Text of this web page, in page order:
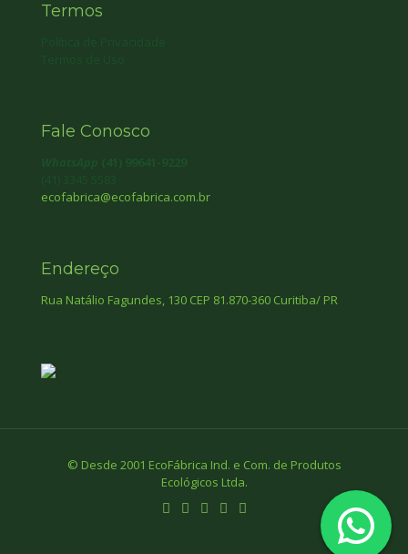
Termos
Fale Conosco
ecofabrica@ecofabrica.com.br
Endereço
Rua Natálio Fagundes, 130 CEP 81.870-360 Curitiba/ PR
© Desde 2001 EcoFábrica Ind. e Com. de Produtos
Ecológicos Ltda.